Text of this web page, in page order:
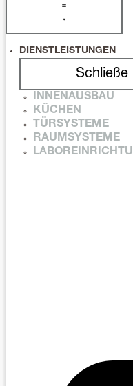
DIENSTLEISTUNGEN
Schließe
INNENAUSBAU
KÜCHEN
TÜRSYSTEME
RAUMSYSTEME